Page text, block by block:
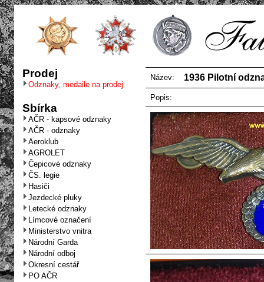
Prodej
Odznaky, medaile na prodej
Sbírka
AČR - kapsové odznaky
AČR - odznaky
Aeroklub
AGROLET
Čepicové odznaky
ČS. legie
Hasiči
Jezdecké pluky
Letecké odznaky
Límcové označení
Ministerstvo vnitra
Národní Garda
Národní odboj
Okresní cestář
PO AČR
Název: 1936 Pilotní
Popis: